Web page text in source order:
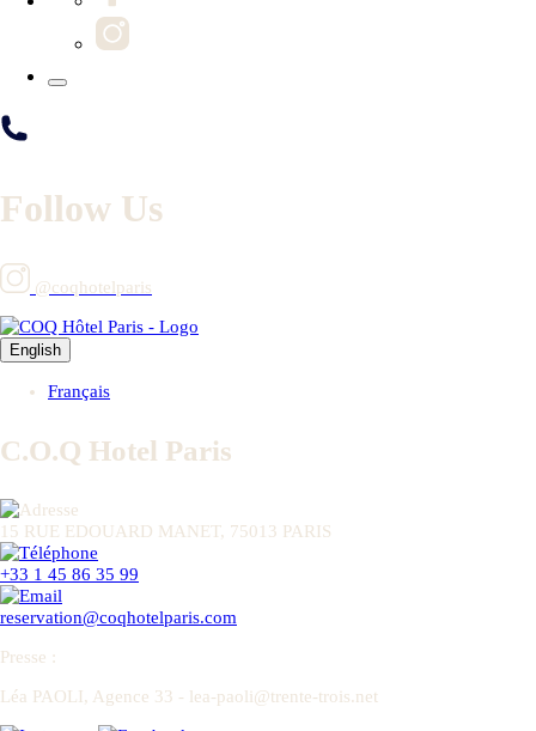
Follow Us
@coqhotelparis
English
Français
C.O.Q Hotel Paris
15 RUE EDOUARD MANET, 75013 PARIS
+33 1 45 86 35 99
reservation@coqhotelparis.com
Presse :
Léa PAOLI, Agence 33 - lea-paoli@trente-trois.net